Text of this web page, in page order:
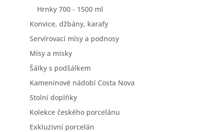
Hrnky 700 - 1500 ml
Konvice, džbány, karafy
Servírovací mísy a podnosy
Mísy a misky
Šálky s podšálkem
Kameninové nádobí Costa Nova
Stolní doplňky
Kolekce českého porcelánu
Exkluzivní porcelán